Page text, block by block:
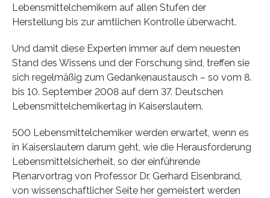
Lebensmittelchemikern auf allen Stufen der
Herstellung bis zur amtlichen Kontrolle überwacht.
Und damit diese Experten immer auf dem neuesten
Stand des Wissens und der Forschung sind, treffen sie
sich regelmäßig zum Gedankenaustausch – so vom 8.
bis 10. September 2008 auf dem 37. Deutschen
Lebensmittelchemikertag in Kaiserslautern.
500 Lebensmittelchemiker werden erwartet, wenn es
in Kaiserslautern darum geht, wie die Herausforderung
Lebensmittelsicherheit, so der einführende
Plenarvortrag von Professor Dr. Gerhard Eisenbrand,
von wissenschaftlicher Seite her gemeistert werden